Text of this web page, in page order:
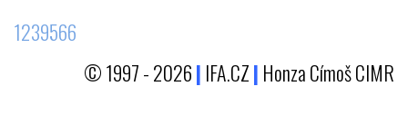
1239566
© 1997 - 2026| IFA.CZ| Honza Címoš CIMR